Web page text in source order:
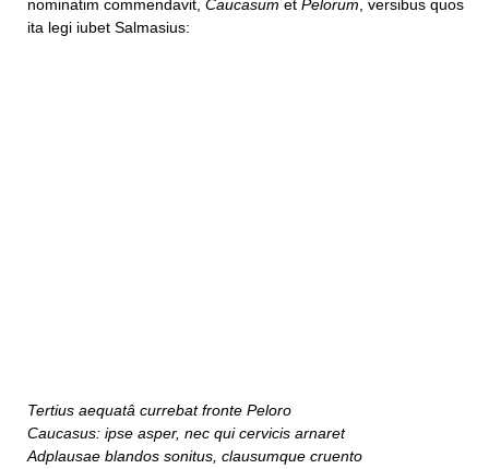
nominatim commendavit, Caucasum et Pelorum , versibus quos
ita legi iubet Salmasius:
Tertius aequatâ currebat fronte Peloro
Caucasus: ipse asper, nec qui cervicis arnaret
Adplausae blandos sonitus, clausumque cruento